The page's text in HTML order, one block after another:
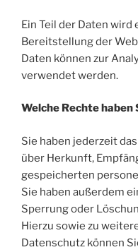
Ein Teil der Daten
Bereitstellung der
Daten können zur
verwendet werden.
Welche Rechte
Sie haben jederzeit
über Herkunft,
gespeicherten
Sie haben außerdem
Sperrung oder
Hierzu sowie zu
Datenschutz können